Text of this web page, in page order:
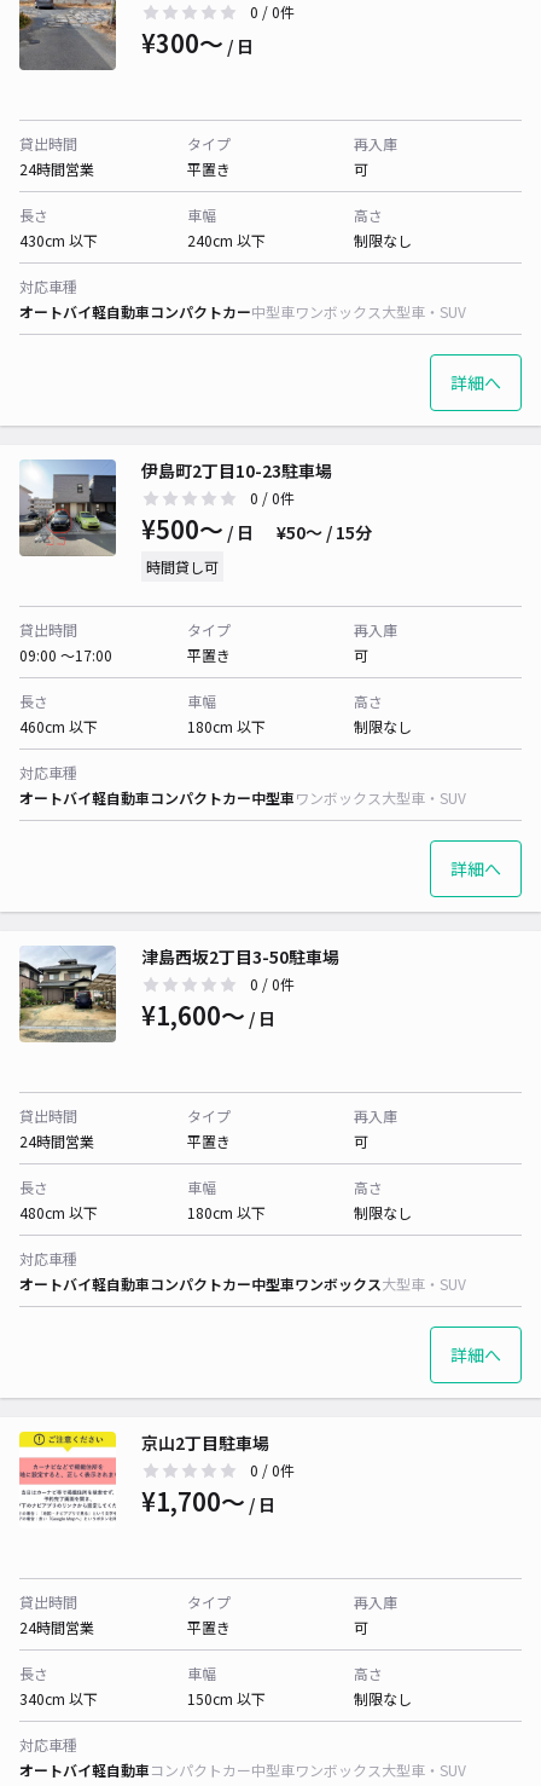
0 / 0件
¥300〜 / 日
貸出時間
24時間営業
タイプ
平置き
再入庫
可
長さ
430cm 以下
車幅
240cm 以下
高さ
制限なし
対応車種
オートバイ軽自動車コンパクトカー中型車ワンボックス大型車・SUV
詳細へ
伊島町2丁目10-23駐車場
0 / 0件
¥500〜 / 日 ¥50〜 / 15分
時間貸し可
貸出時間
09:00 〜17:00
タイプ
平置き
再入庫
可
長さ
460cm 以下
車幅
180cm 以下
高さ
制限なし
対応車種
オートバイ軽自動車コンパクトカー中型車ワンボックス大型車・SUV
詳細へ
津島西坂2丁目3-50駐車場
0 / 0件
¥1,600〜 / 日
貸出時間
24時間営業
タイプ
平置き
再入庫
可
長さ
480cm 以下
車幅
180cm 以下
高さ
制限なし
対応車種
オートバイ軽自動車コンパクトカー中型車ワンボックス大型車・SUV
詳細へ
京山2丁目駐車場
0 / 0件
¥1,700〜 / 日
貸出時間
24時間営業
タイプ
平置き
再入庫
可
長さ
340cm 以下
車幅
150cm 以下
高さ
制限なし
対応車種
オートバイ軽自動車コンパクトカー中型車ワンボックス大型車・SUV